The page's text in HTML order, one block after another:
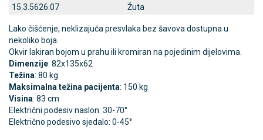
15.3.5626.07
Žuta
Lako čišćenje, neklizajuća presvlaka bez šavova dostupna u
nekoliko boja.
Okvir lakiran bojom u prahu ili kromiran na pojedinim dijelovima.
Dimenzije: 82x135x62
Težina: 80 kg
Maksimalna težina pacijenta: 150 kg
Visina: 83 cm
Električni podesiv naslon: 30-70°
Električno podesivo sjedalo: 0-45°